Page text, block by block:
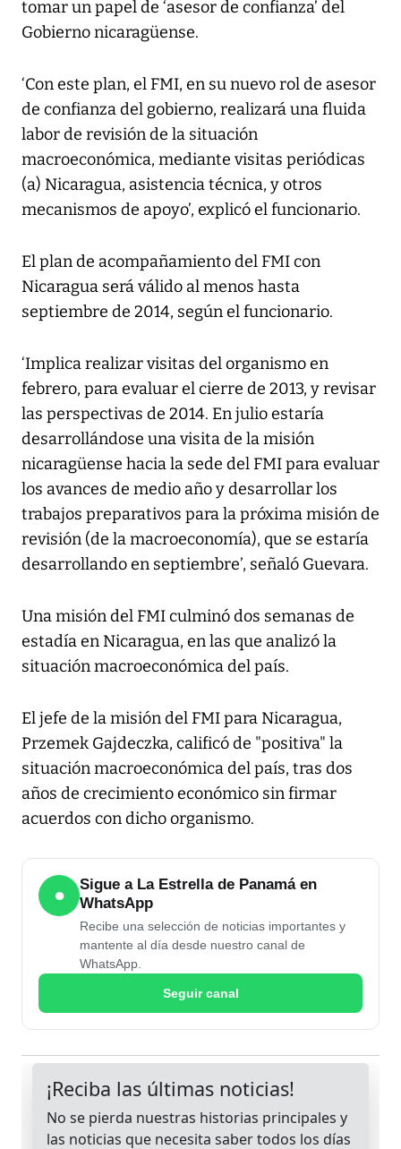
tomar un papel de ‘asesor de confianza’ del
Gobierno nicaragüense.
‘Con este plan, el FMI, en su nuevo rol de asesor
de confianza del gobierno, realizará una fluida
labor de revisión de la situación
macroeconómica, mediante visitas periódicas
(a) Nicaragua, asistencia técnica, y otros
mecanismos de apoyo’, explicó el funcionario.
El plan de acompañamiento del FMI con
Nicaragua será válido al menos hasta
septiembre de 2014, según el funcionario.
‘Implica realizar visitas del organismo en
febrero, para evaluar el cierre de 2013, y revisar
las perspectivas de 2014. En julio estaría
desarrollándose una visita de la misión
nicaragüense hacia la sede del FMI para evaluar
los avances de medio año y desarrollar los
trabajos preparativos para la próxima misión de
revisión (de la macroeconomía), que se estaría
desarrollando en septiembre’, señaló Guevara.
Una misión del FMI culminó dos semanas de
estadía en Nicaragua, en las que analizó la
situación macroeconómica del país.
El jefe de la misión del FMI para Nicaragua,
Przemek Gajdeczka, calificó de "positiva" la
situación macroeconómica del país, tras dos
años de crecimiento económico sin firmar
acuerdos con dicho organismo.
●
Sigue a La Estrella de Panamá en
WhatsApp
Recibe una selección de noticias importantes y
mantente al día desde nuestro canal de
WhatsApp.
Seguir canal